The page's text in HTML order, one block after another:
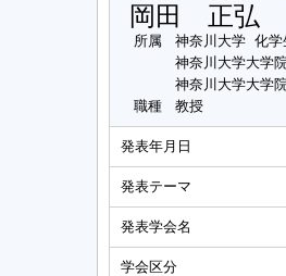
岡田 正弘
所属
神奈川大学 化学
神奈川大学大学
神奈川大学大学
職種
教授
発表年月日
発表テーマ
発表学会名
学会区分